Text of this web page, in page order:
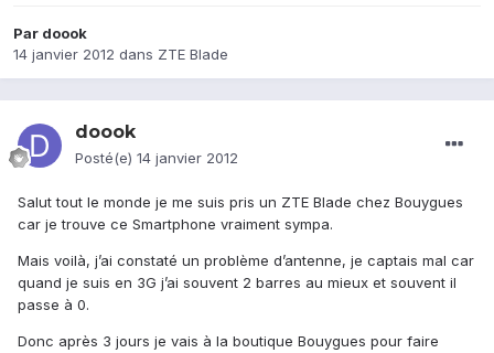
Par doook
14 janvier 2012 dans ZTE Blade
doook
Posté(e) 14 janvier 2012
Salut tout le monde je me suis pris un ZTE Blade chez Bouygues
car je trouve ce Smartphone vraiment sympa.
Mais voilà, j’ai constaté un problème d’antenne, je captais mal car
quand je suis en 3G j’ai souvent 2 barres au mieux et souvent il
passe à 0.
Donc après 3 jours je vais à la boutique Bouygues pour faire